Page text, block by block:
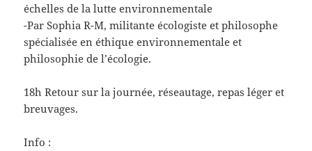
échelles de la lutte environnementale
-Par Sophia R-M, militante écologiste et philosophe
spécialisée en éthique environnementale et
philosophie de l’écologie.
18h Retour sur la journée, réseautage, repas léger et
breuvages.
Info :